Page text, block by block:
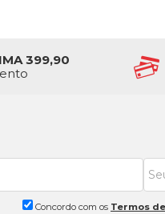
399,90
Concordo com os Termos